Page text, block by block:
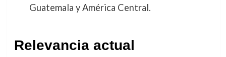
Guatemala y América Central.
Relevancia actual